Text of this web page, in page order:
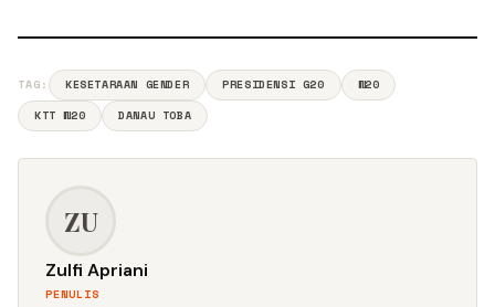
TAG: KESETARAAN GENDER PRESIDENSI G20
W20
KTT W20
DANAU TOBA
ZU
Zulfi Apriani
PENULIS